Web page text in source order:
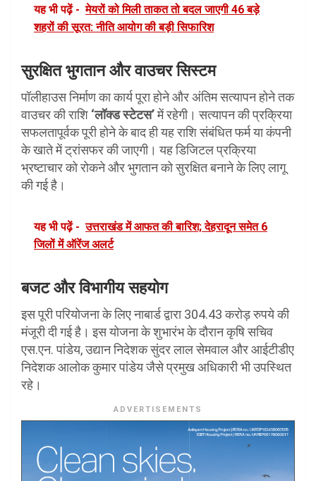
यह भी पढ़ें - मेयरों को मिली ताकत तो बदल जाएगी 46 बड़े
शहरों की सूरत: नीति आयोग की बड़ी सिफारिश
सुरक्षित भुगतान और वाउचर सिस्टम
पॉलीहाउस निर्माण का कार्य पूरा होने और अंतिम सत्यापन होने तक
वाउचर की राशि ‘लॉक्ड स्टेटस’में रहेगी। सत्यापन की प्रक्रिया
सफलतापूर्वक पूरी होने के बाद ही यह राशि संबंधित फर्म या कंपनी
के खाते में ट्रांसफर की जाएगी। यह डिजिटल प्रक्रिया
भ्रष्टाचार को रोकने और भुगतान को सुरक्षित बनाने के लिए लागू
की गई है।
यह भी पढ़ें - उत्तराखंड में आफत की बारिश; देहरादून समेत 6
जिलों में ऑरेंज अलर्ट
बजट और विभागीय सहयोग
इस पूरी परियोजना के लिए नाबार्ड द्वारा 304.43 करोड़ रुपये की
मंजूरी दी गई है। इस योजना के शुभारंभ के दौरान कृषि सचिव
एस.एन. पांडेय, उद्यान निदेशक सुंदर लाल सेमवाल और आईटीडीए
निदेशक आलोक कुमार पांडेय जैसे प्रमुख अधिकारी भी उपस्थित
रहे।
ADVERTISEMENTS